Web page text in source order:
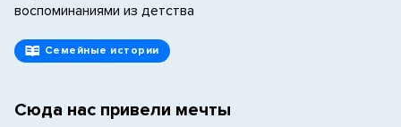
воспоминаниями из детства
Семейные истории
Сюда нас привели мечты